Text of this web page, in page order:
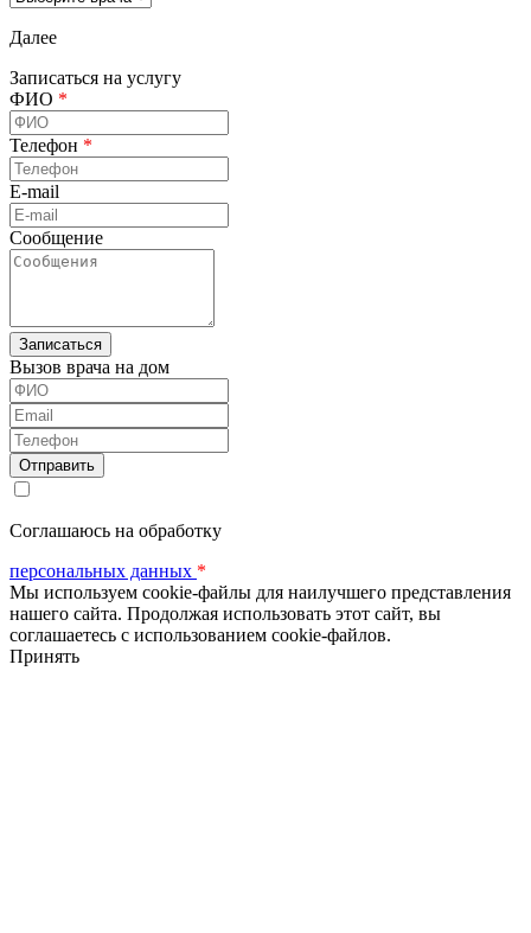
Далее
Записаться на услугу
ФИО *
Телефон *
E-mail
Сообщение
Вызов врача на дом
ФИО
Email
Телефон
Соглашаюсь на обработку
персональных данных *
Мы используем cookie-файлы для наилучшего представления
нашего сайта. Продолжая использовать этот сайт, вы
соглашаетесь с использованием cookie-файлов.
Принять